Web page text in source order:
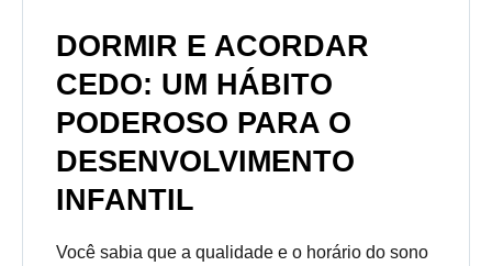
DORMIR E ACORDAR
CEDO: UM HÁBITO
PODEROSO PARA O
DESENVOLVIMENTO
INFANTIL
Você sabia que a qualidade e o horário do sono